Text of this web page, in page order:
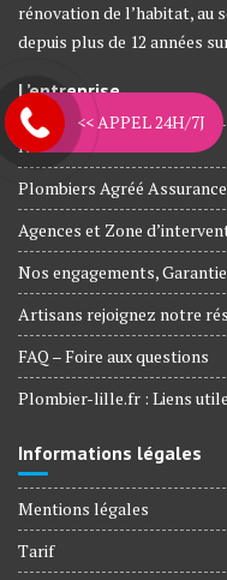
rénovation de l’habitat, au
depuis plus de 12 années
L’entreprise
Nos métiers
Plombiers Agréé
Agences et Zone
Nos engagements,
Artisans rejoignez notre
FAQ – Foire aux questions
Plombier-lille.fr : Liens
Informations légales
Mentions légales
Tarif
<< APPEL 24H/7J